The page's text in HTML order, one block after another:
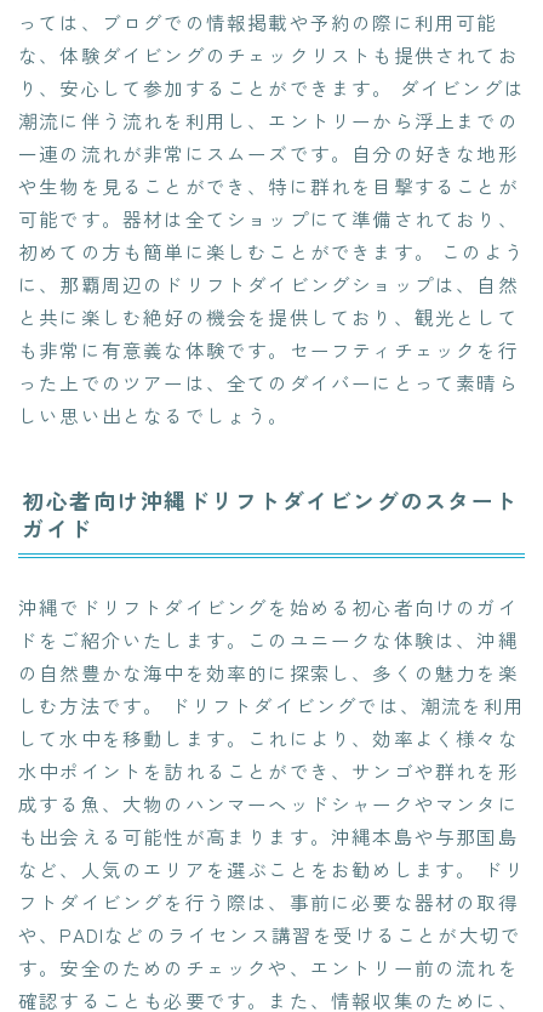
っては、ブログでの情報掲載や予約の際に利用可能
な、体験ダイビングのチェックリストも提供されてお
り、安心して参加することができます。 ダイビングは
潮流に伴う流れを利用し、エントリーから浮上までの
一連の流れが非常にスムーズです。自分の好きな地形
や生物を見ることができ、特に群れを目撃することが
可能です。器材は全てショップにて準備されており、
初めての方も簡単に楽しむことができます。 このよう
に、那覇周辺のドリフトダイビングショップは、自然
と共に楽しむ絶好の機会を提供しており、観光として
も非常に有意義な体験です。セーフティチェックを行
った上でのツアーは、全てのダイバーにとって素晴ら
しい思い出となるでしょう。
初心者向け沖縄ドリフトダイビングのスタート
ガイド
沖縄でドリフトダイビングを始める初心者向けのガイ
ドをご紹介いたします。このユニークな体験は、沖縄
の自然豊かな海中を効率的に探索し、多くの魅力を楽
しむ方法です。 ドリフトダイビングでは、潮流を利用
して水中を移動します。これにより、効率よく様々な
水中ポイントを訪れることができ、サンゴや群れを形
成する魚、大物のハンマーヘッドシャークやマンタに
も出会える可能性が高まります。沖縄本島や与那国島
など、人気のエリアを選ぶことをお勧めします。 ドリ
フトダイビングを行う際は、事前に必要な器材の取得
や、PADIなどのライセンス講習を受けることが大切で
す。安全のためのチェックや、エントリー前の流れを
確認することも必要です。また、情報収集のために、